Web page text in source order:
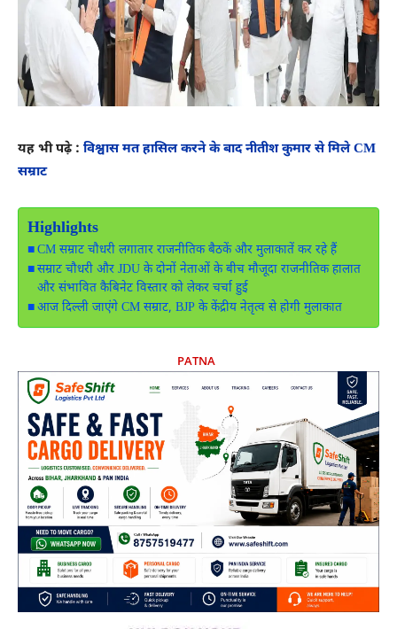
यह भी पढ़े : विश्वास मत हासिल करने के बाद नीतीश कुमार से मिले CM
सम्राट
Highlights
CM सम्राट चौधरी लगातार राजनीतिक बैठकें और मुलाकातें कर रहे हैं
सम्राट चौधरी और JDU के दोनों नेताओं के बीच मौजूदा राजनीतिक हालात
और संभावित कैबिनेट विस्तार को लेकर चर्चा हुई
आज दिल्ली जाएंगे CM सम्राट, BJP के केंद्रीय नेतृत्व से होगी मुलाकात
PATNA